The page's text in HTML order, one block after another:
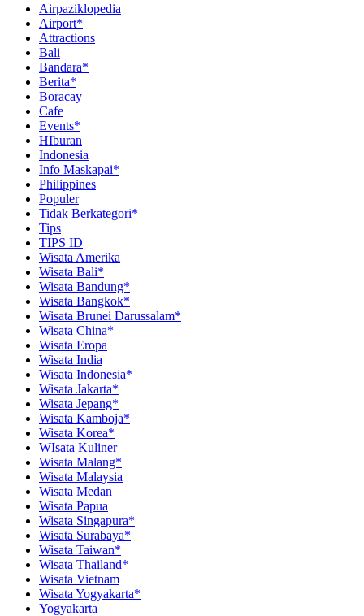
Airpaziklopedia
Airport*
Attractions
Bali
Bandara*
Berita*
Boracay
Cafe
Events*
HIburan
Indonesia
Info Maskapai*
Philippines
Populer
Tidak Berkategori*
Tips
TIPS ID
Wisata Amerika
Wisata Bali*
Wisata Bandung*
Wisata Bangkok*
Wisata Brunei Darussalam*
Wisata China*
Wisata Eropa
Wisata India
Wisata Indonesia*
Wisata Jakarta*
Wisata Jepang*
Wisata Kamboja*
Wisata Korea*
WIsata Kuliner
Wisata Malang*
Wisata Malaysia
Wisata Medan
Wisata Papua
Wisata Singapura*
Wisata Surabaya*
Wisata Taiwan*
Wisata Thailand*
Wisata Vietnam
Wisata Yogyakarta*
Yogyakarta